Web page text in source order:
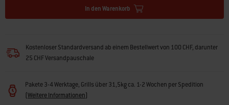
In den Warenkorb
Kostenloser Standardversand ab einem Bestellwert von 100 CHF, darunter
25 CHF Versandpauschale
Pakete 3-4 Werktage, Grills über 31,5kg ca. 1-2 Wochen per Spedition
(Weitere Informationen)